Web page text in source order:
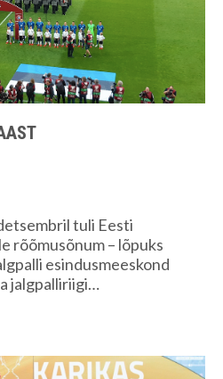
tuli Eesti
rõõmusõnum – lõpuks
esindusmeeskond
jalgpalliriigi…